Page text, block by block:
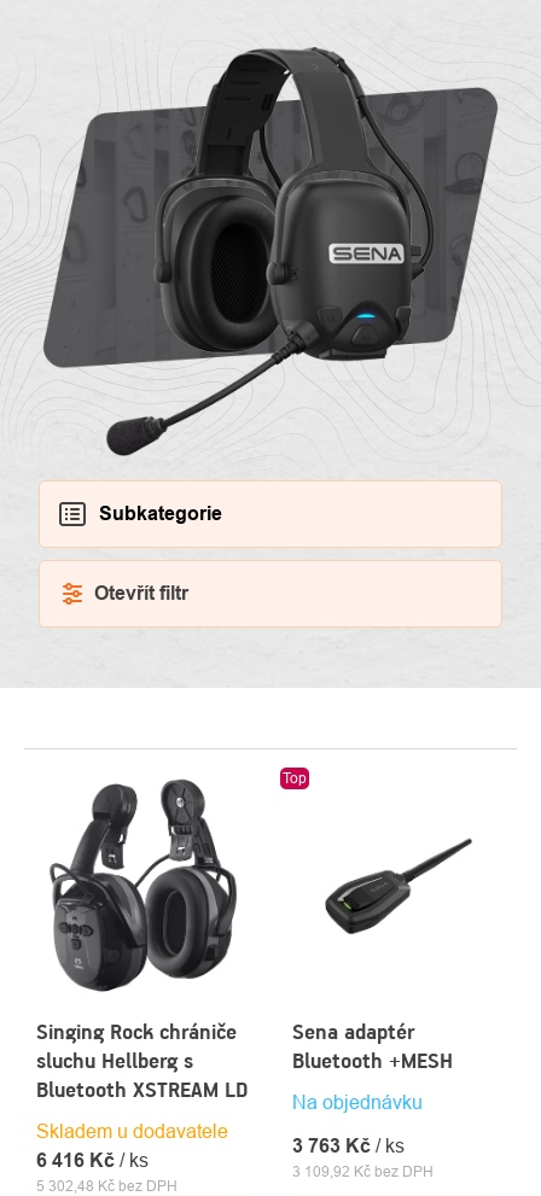
Kontakty
Subkategorie
Otevřít filtr
PRODUKTŮ
Singing Rock chrániče
sluchu Hellberg s
Bluetooth XSTREAM LD
Skladem u dodavatele
5 302,48 Kč bez DPH
6 416 Kč / ks
Top
Sena adaptér
Bluetooth +MESH
Na objednávku
3 109,92 Kč bez DPH
3 763 Kč / ks